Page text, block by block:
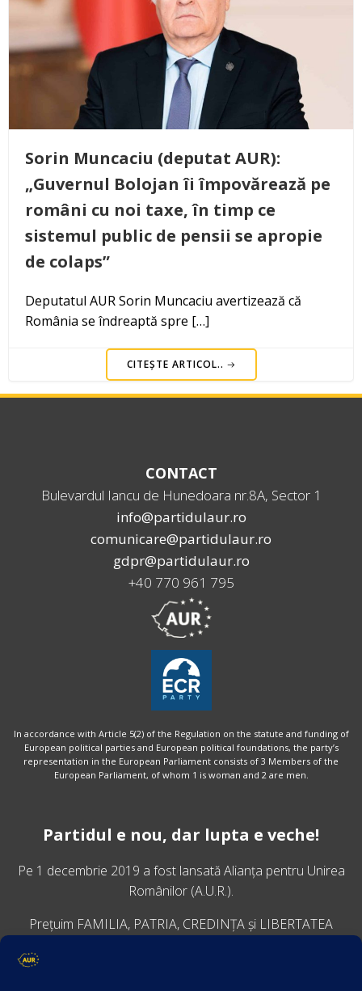
Sorin Muncaciu (deputat AUR):
„Guvernul Bolojan îi împovărează pe
români cu noi taxe, în timp ce
sistemul public de pensii se apropie
de colaps”
Deputatul AUR Sorin Muncaciu avertizează că
România se îndreaptă spre […]
CITEȘTE ARTICOL..
CONTACT
Bulevardul Iancu de Hunedoara nr.8A, Sector 1
info@partidulaur.ro
comunicare@partidulaur.ro
gdpr@partidulaur.ro
+40 770 961 795
In accordance with Article 5(2) of the Regulation on the statute and funding of
European political parties and European political foundations, the party’s
representation in the European Parliament consists of 3 Members of the
European Parliament, of whom 1 is woman and 2 are men.
Partidul e nou, dar lupta e veche!
Pe 1 decembrie 2019 a fost lansatăAlianța pentru Unirea
Românilor (A.U.R.).
Prețuim FAMILIA, PATRIA, CREDINȚA și LIBERTATEA